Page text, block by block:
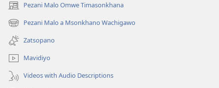
Pezani Malo Omwe Timasonkhana
(imatsegula
tsamba
lina)
Pezani Malo a Msonkhano Wachigawo
(imatsegula
tsamba
lina)
Zatsopano
Mavidiyo
Videos with Audio Descriptions